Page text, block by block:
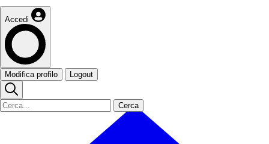
Accedi
Modifica profilo Logout
Cerca